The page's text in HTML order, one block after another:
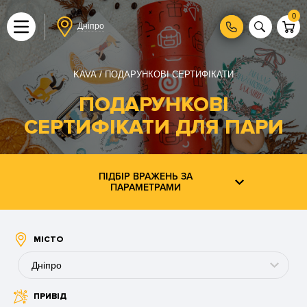
Дніпро
0
KAVA ПОДАРУНКОВІ СЕРТИФІКАТИ
ПОДАРУНКОВІ
СЕРТИФІКАТИ ДЛЯ ПАРИ
ПІДБІР ВРАЖЕНЬ ЗА
ПАРАМЕТРАМИ
МІСТО
Дніпро
Буковель
ПРИВІД